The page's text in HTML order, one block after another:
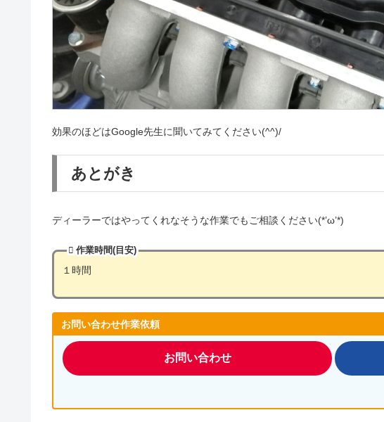
効果のほどはGoogle先生に聞いてみてください(^^)/
あとがき
ディーラーではやってくれなそうな作業でもご相談ください(*’ω’*)
作業時間(目安)
１時間
お問い合わせ作業依頼
お問い合わせ